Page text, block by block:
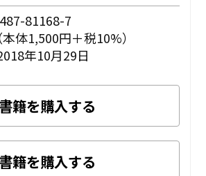
81168-7
体1,500円＋税10%）
年10月29日
籍を購入する
籍を購入する